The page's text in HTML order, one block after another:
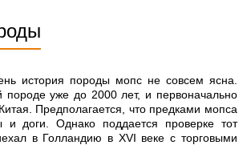
история породы мопс не совсем ясна.
породе уже до 2000 лет, и первоначально
Предполагается, что предками мопса
и доги. Однако поддается проверке тот
в Голландию в XVI веке с торговыми